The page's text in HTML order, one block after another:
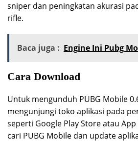
sniper dan peningkatan akurasi
rifle.
Baca juga : Engine Ini Pubg
Cara Download
Untuk mengunduh PUBG Mobile
mengunjungi toko aplikasi pada
seperti Google Play Store atau
cari PUBG Mobile dan update